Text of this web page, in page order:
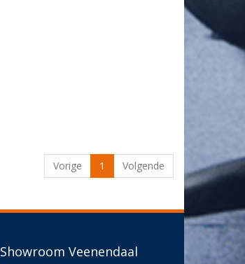
Vorige 1 Volgende
Showroom Veenendaal